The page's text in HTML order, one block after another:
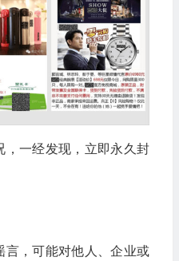
，一经发现，立即永久封
言，可能对他人、企业或